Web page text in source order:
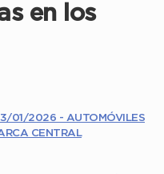
en los
01/2026 - AUTOMÓVILES
CENTRAL